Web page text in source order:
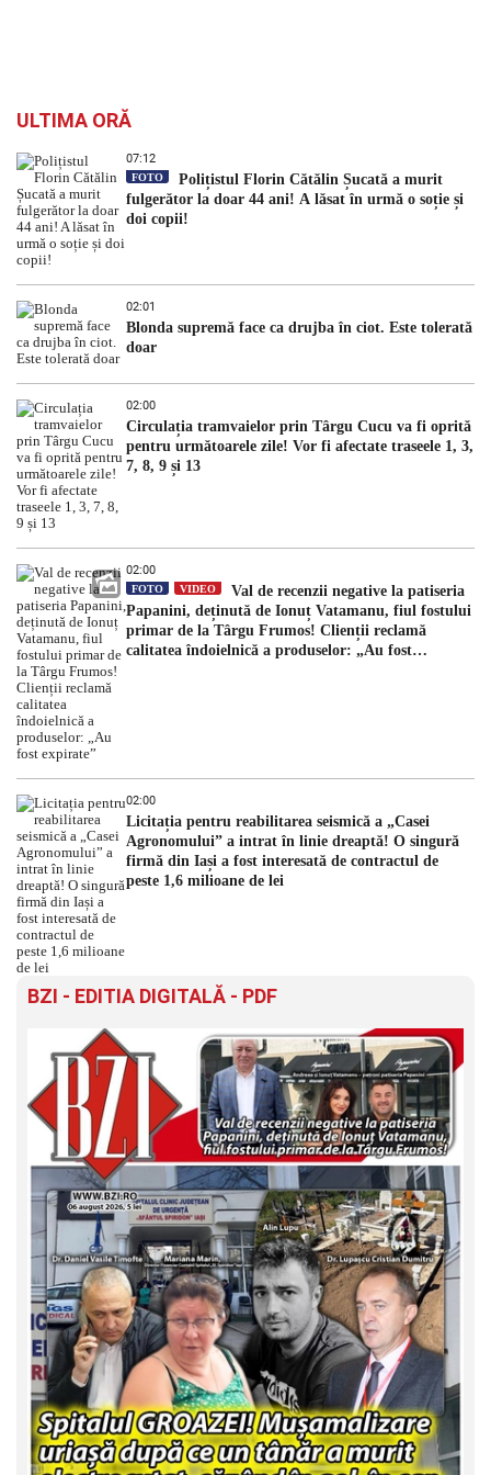
ULTIMA ORĂ
07:12
FOTO
Polițistul Florin Cătălin Șucată a murit
fulgerător la doar 44 ani! A lăsat în urmă o soție și
doi copii!
02:01
Blonda supremă face ca drujba în ciot. Este tolerată
doar
02:00
Circulația tramvaielor prin Târgu Cucu va fi oprită
pentru următoarele zile! Vor fi afectate traseele 1, 3,
7, 8, 9 și 13
02:00
FOTO VIDEO
Val de recenzii negative la patiseria
Papanini, deținută de Ionuț Vatamanu, fiul fostului
primar de la Târgu Frumos! Clienții reclamă
calitatea îndoielnică a produselor: „Au fost
02:00
Licitația pentru reabilitarea seismică a „Casei
Agronomului” a intrat în linie dreaptă! O singură
firmă din Iași a fost interesată de contractul de
peste 1,6 milioane de lei
BZI - EDITIA DIGITALĂ - PDF